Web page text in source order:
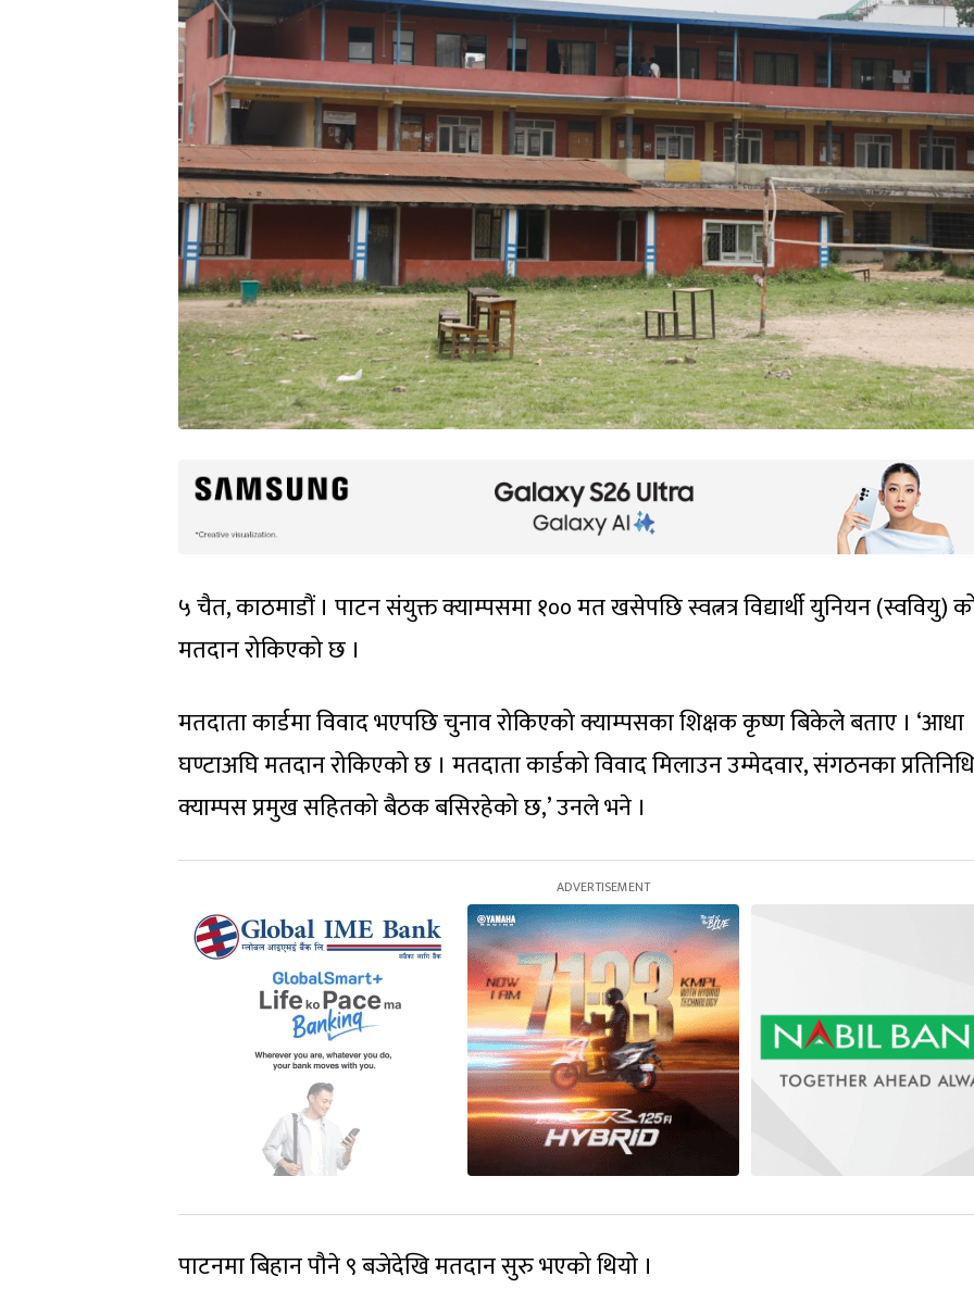
५ चैत, काठमाडौं । पाटन संयुक्त क्याम्पसमा १०० मत खसेपछि स्वत्नत्र विद्यार्थी युनियन (स्ववियु)
मतदान रोकिएको छ ।
मतदाता कार्डमा विवाद भएपछि चुनाव रोकिएको क्याम्पसका शिक्षक कृष्ण बिकेले बताए । ‘आधा
घण्टाअघि मतदान रोकिएको छ । मतदाता कार्डको विवाद मिलाउन उम्मेदवार, संगठनका
क्याम्पस प्रमुख सहितको बैठक बसिरहेको छ,’ उनले भने ।
पाटनमा बिहान पौने ९ बजेदेखि मतदान सुरु भएको थियो ।